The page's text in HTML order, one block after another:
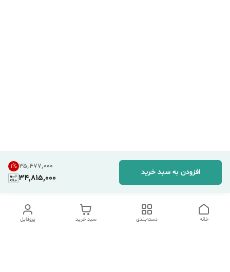
۳۵٬۴۷۷٬۰۰۰ 1%
34,815,000
افزودن به سبد خرید
پروفایل سبد خرید دسته‌بندی خانه